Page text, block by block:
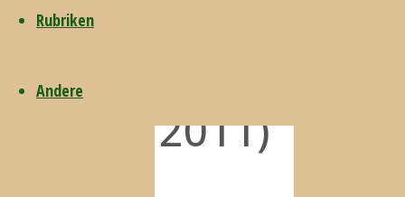
Rubriken
Andere
2011)